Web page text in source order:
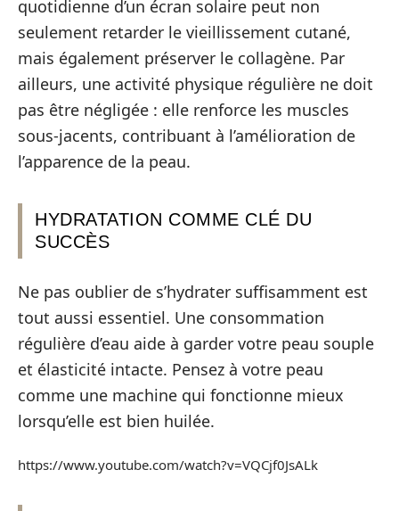
quotidienne d’un écran solaire peut non
seulement retarder le vieillissement cutané,
mais également préserver le collagène. Par
ailleurs, une activité physique régulière ne doit
pas être négligée : elle renforce les muscles
sous-jacents, contribuant à l’amélioration de
l’apparence de la peau.
HYDRATATION COMME CLÉ DU
SUCCÈS
Ne pas oublier de s’hydrater suffisamment est
tout aussi essentiel. Une consommation
régulière d’eau aide à garder votre peau souple
et élasticité intacte. Pensez à votre peau
comme une machine qui fonctionne mieux
lorsqu’elle est bien huilée.
https://www.youtube.com/watch?v=VQCjf0JsALk